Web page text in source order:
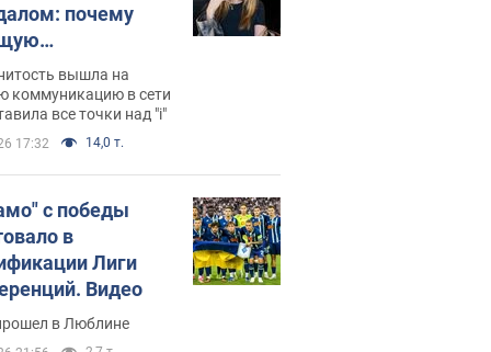
почему
вышла на
коммуникацию в сети
все точки над "i"
17:32 14,0 т.
с победы
в
Лиги
Видео
в Люблине